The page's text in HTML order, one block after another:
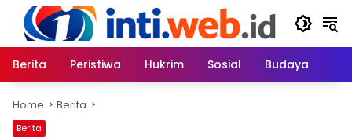
content
Berita
Peristiwa Hukrim Sosial Budaya
Home Berita
Berita